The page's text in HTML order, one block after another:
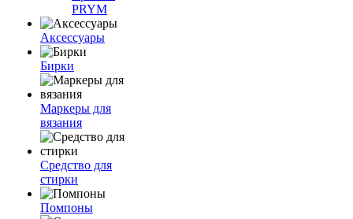
PRYM
Аксессуары
Бирки
Маркеры для
вязания
Средство для
стирки
Помпоны